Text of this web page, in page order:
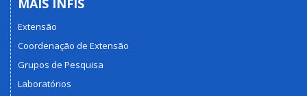
Extensão
Coordenação de Extensão
Grupos de Pesquisa
Laboratórios